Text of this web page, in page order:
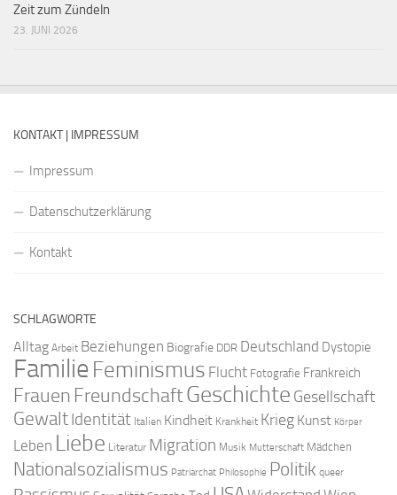
Zeit zum Zündeln
23. JUNI 2026
KONTAKT | IMPRESSUM
Impressum
Datenschutzerklärung
Kontakt
SCHLAGWORTE
Alltag Arbeit Beziehungen Biografie DDR Deutschland Dystopie
FamilieFeminismus Flucht Fotografie Frankreich
Frauen FreundschaftGeschichte Gesellschaft
GewaltIdentität Italien Kindheit Krankheit Krieg Kunst Körper
Leben Liebe Literatur Migration Musik Mutterschaft Mädchen
Nationalsozialismus Patriarchat Philosophie Politik queer